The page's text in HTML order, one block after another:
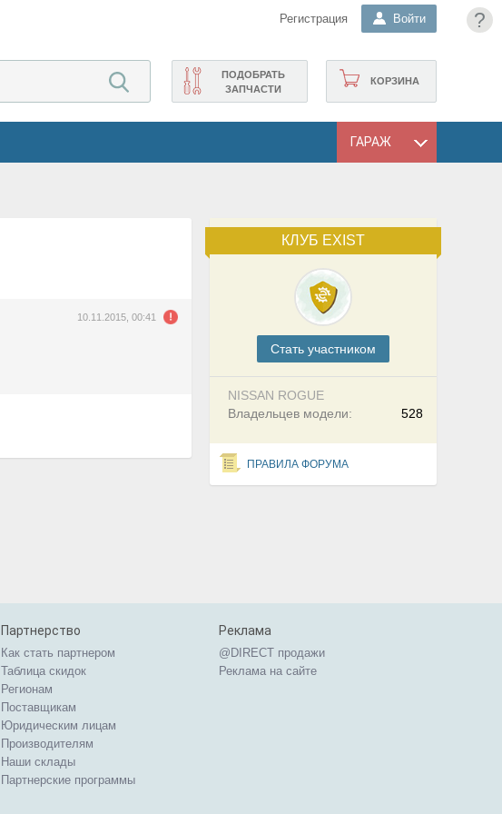
?
Регистрация Войти
КОРЗИНА
ПОДОБРАТЬ
ЗАПЧАСТИ
ГАРАЖ
КЛУБ EXIST
Cтать участником
NISSAN ROGUE
528
Владельцев модели:
ПРАВИЛА ФОРУМА
10.11.2015, 00:41
Партнерство
Как стать партнером
Таблица скидок
Регионам
Поставщикам
Юридическим лицам
Производителям
Наши склады
Партнерские программы
Реклама
@DIRECT продажи
Реклама на сайте